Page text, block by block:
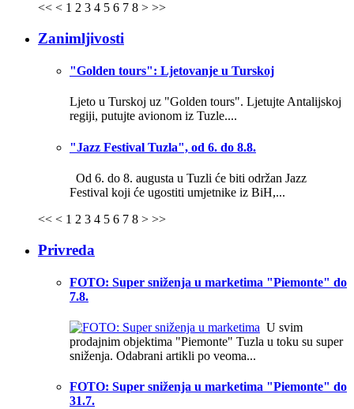
<< < 1 2 3 4 5 6 7 8 > >>
Zanimljivosti
"Golden tours": Ljetovanje u Turskoj
Ljeto u Turskoj uz "Golden tours". Ljetujte Antalijskoj
regiji, putujte avionom iz Tuzle....
"Jazz Festival Tuzla", od 6. do 8.8.
Od 6. do 8. augusta u Tuzli će biti održan Jazz
Festival koji će ugostiti umjetnike iz BiH,...
<< < 1 2 3 4 5 6 7 8 > >>
Privreda
FOTO: Super sniženja u marketima "Piemonte" do
7.8.
U svim
prodajnim objektima "Piemonte" Tuzla u toku su super
sniženja. Odabrani artikli po veoma...
FOTO: Super sniženja u marketima "Piemonte" do
31.7.